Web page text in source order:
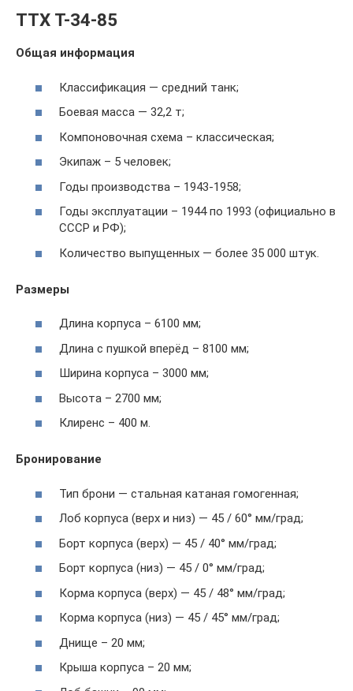
ТТХ Т-34-85
Общая информация
Классификация — средний танк;
Боевая масса — 32,2 т;
Компоновочная схема – классическая;
Экипаж – 5 человек;
Годы производства – 1943-1958;
Годы эксплуатации – 1944 по 1993 (официально в
СССР и РФ);
Количество выпущенных — более 35 000 штук.
Размеры
Длина корпуса – 6100 мм;
Длина с пушкой вперёд – 8100 мм;
Ширина корпуса – 3000 мм;
Высота – 2700 мм;
Клиренс – 400 м.
Бронирование
Тип брони — стальная катаная гомогенная;
Лоб корпуса (верх и низ) — 45 / 60° мм/град;
Борт корпуса (верх) — 45 / 40° мм/град;
Борт корпуса (низ) — 45 / 0° мм/град;
Корма корпуса (верх) — 45 / 48° мм/град;
Корма корпуса (низ) — 45 / 45° мм/град;
Днище – 20 мм;
Крыша корпуса – 20 мм;